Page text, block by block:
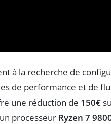
à la recherche de
de performance et de
une réduction de 150€
processeur Ryzen 7